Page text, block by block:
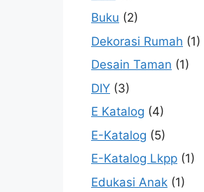
Buku (2)
Dekorasi Rumah (1)
Desain Taman (1)
DIY (3)
E Katalog (4)
E-Katalog (5)
E-Katalog Lkpp (1)
Edukasi Anak (1)